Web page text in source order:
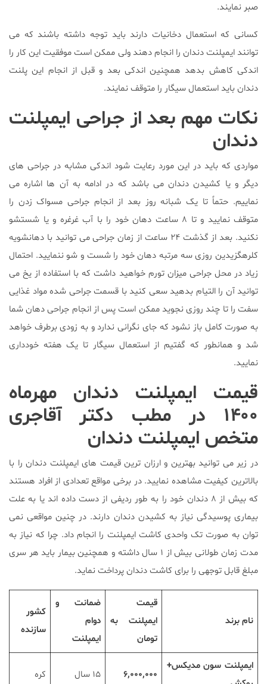
صبر نمایند.
کسانی که استعمال دخانیات دارند باید توجه داشته باشند که می
توانند ایمپلنت دندان را انجام دهند ولی ممکن است موفقیت این کار را
اندکی کاهش بدهد همچنین اندکی بعد و قبل از انجام این پلنت
دندان باید استعمال سیگار را متوقف نمایند.
نکات مهم بعد از جراحی ایمپلنت
دندان
مواردی که باید در این مورد رعایت شود اندکی مشابه در جراحی های
دیگر و یا کشیدن دندان می باشد که در ادامه به آن ها اشاره می
نماییم. حتماً تا یک شبانه روز بعد از انجام جراحی مسواک زدن را
متوقف نمایید و تا ۸ ساعت دهان خود را با آب غرغره و یا شستشو
نکنید. بعد از گذشت ۲۴ ساعت از زمان جراحی می توانید با دهانشویه
کلرهگزیدین روزی سه مرتبه دهان خود را شست و شو ننمایید. احتمال
زیاد در محل جراحی میزان تورم خواهید داشت که با استفاده از یخ می
توانید آن را التیام بدهید سعی کنید با قسمت جراحی شده مواد غذایی
سفت را تا چند روزی نجوید ممکن است پس از انجام جراحی دهان شما
به صورت کامل باز نشود که جای نگرانی ندارد و به زودی برطرف خواهد
شد و همانطور که گفتیم از استعمال سیگار تا یک هفته خودداری
نمایید.
قیمت ایمپلنت دندان مهرماه
۱۴۰۰ در مطب دکتر آقاجری
متخص ایمپلنت دندان
در زیر می توانید بهترین و ارزان ترین قیمت های ایمپلنت دندان را با
بالاترین کیفیت مشاهده نمایید. در برخی مواقع تعدادی از افراد هستند
که بیش از ۸ دندان خود را به طور ردیفی از دست داده اند یا به علت
بیماری پوسیدگی نیاز به کشیدن دندان دارند. در چنین مواقعی نمی
توان به صورت تک واحدی کاشت ایمپلنت را انجام داد. چرا که نیاز به
مدت زمان طولانی بیش از ۱ سال داشته و همچنین بیمار باید هر سری
مبلغ قابل توجهی را برای کاشت دندان پرداخت نماید.
نام برند
قیمت
ایمپلنت
به
تومان
ضمانت و
دوام
ایمپلنت
کشور
سازنده
ایمپلنت سون مدیکس+
۶,۰۰۰,۰۰۰ ۱۵ سال کره